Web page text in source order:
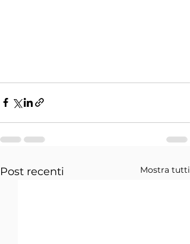
Post recenti Mostra tutti